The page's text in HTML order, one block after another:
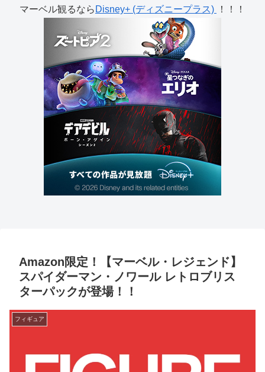
マーベル観るなら Disney+ (ディズニープラス) ！！！
Amazon限定！【マーベル・レジェンド】
スパイダーマン・ノワール レトロブリス
ターパックが登場！！
フィギュア